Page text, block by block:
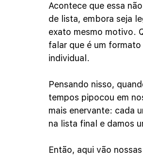
Acontece que essa
de lista, embora seja
exato mesmo motivo.
falar que é um
individual.
Pensando nisso,
tempos pipocou em
mais enervante: cada
na lista final e damos
Então, aqui vão